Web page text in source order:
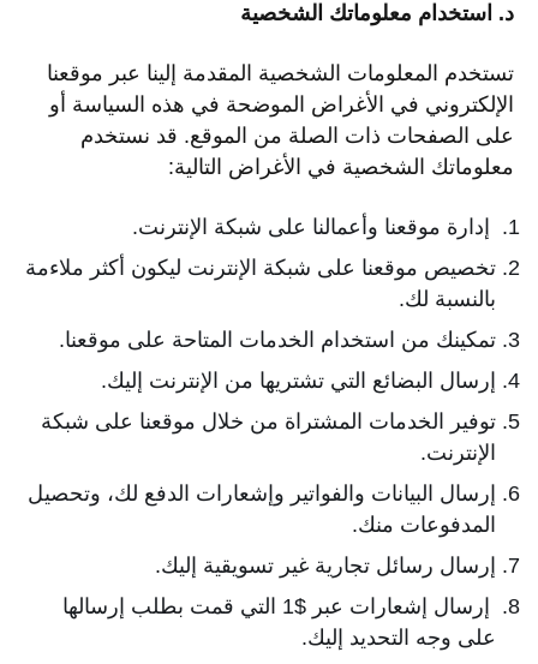
د. استخدام معلوماتك الشخصية
تستخدم المعلومات الشخصية المقدمة إلينا عبر موقعنا
الإلكتروني في الأغراض الموضحة في هذه السياسة أو
على الصفحات ذات الصلة من الموقع. قد نستخدم
معلوماتك الشخصية في الأغراض التالية:
إدارة موقعنا وأعمالنا على شبكة الإنترنت.
تخصيص موقعنا على شبكة الإنترنت ليكون أكثر ملاءمة
بالنسبة لك.
تمكينك من استخدام الخدمات المتاحة على موقعنا.
إرسال البضائع التي تشتريها من الإنترنت إليك.
توفير الخدمات المشتراة من خلال موقعنا على شبكة
الإنترنت.
إرسال البيانات والفواتير وإشعارات الدفع لك، وتحصيل
المدفوعات منك.
إرسال رسائل تجارية غير تسويقية إليك.
إرسال إشعارات عبر $1 التي قمت بطلب إرسالها
على وجه التحديد إليك.